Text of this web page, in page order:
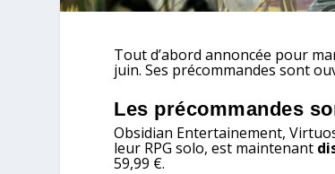
Tout d’abord annoncée pour
juin. Ses précommandes sont
Les précommandes
Obsidian Entertainement,
leur RPG solo, est maintenant
59,99 €.